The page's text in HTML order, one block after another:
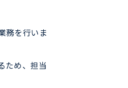
務を行いま
ため、担当